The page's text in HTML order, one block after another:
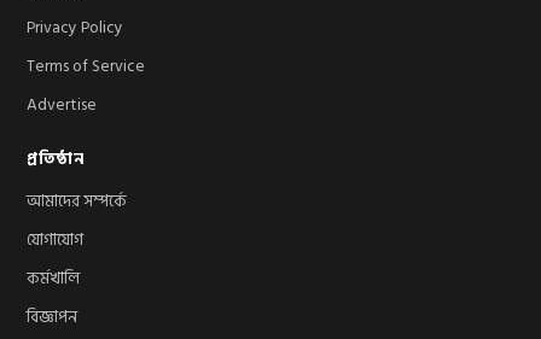
Privacy Policy
Terms of Service
Advertise
প্রতিষ্ঠান
আমাদের সম্পর্কে
যোগাযোগ
কর্মখালি
বিজ্ঞাপন